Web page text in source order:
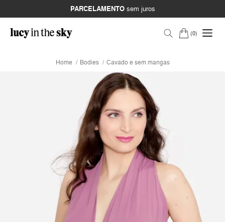
PARCELAMENTOsem juros
0
Home Bodies Cavado e sem mangas